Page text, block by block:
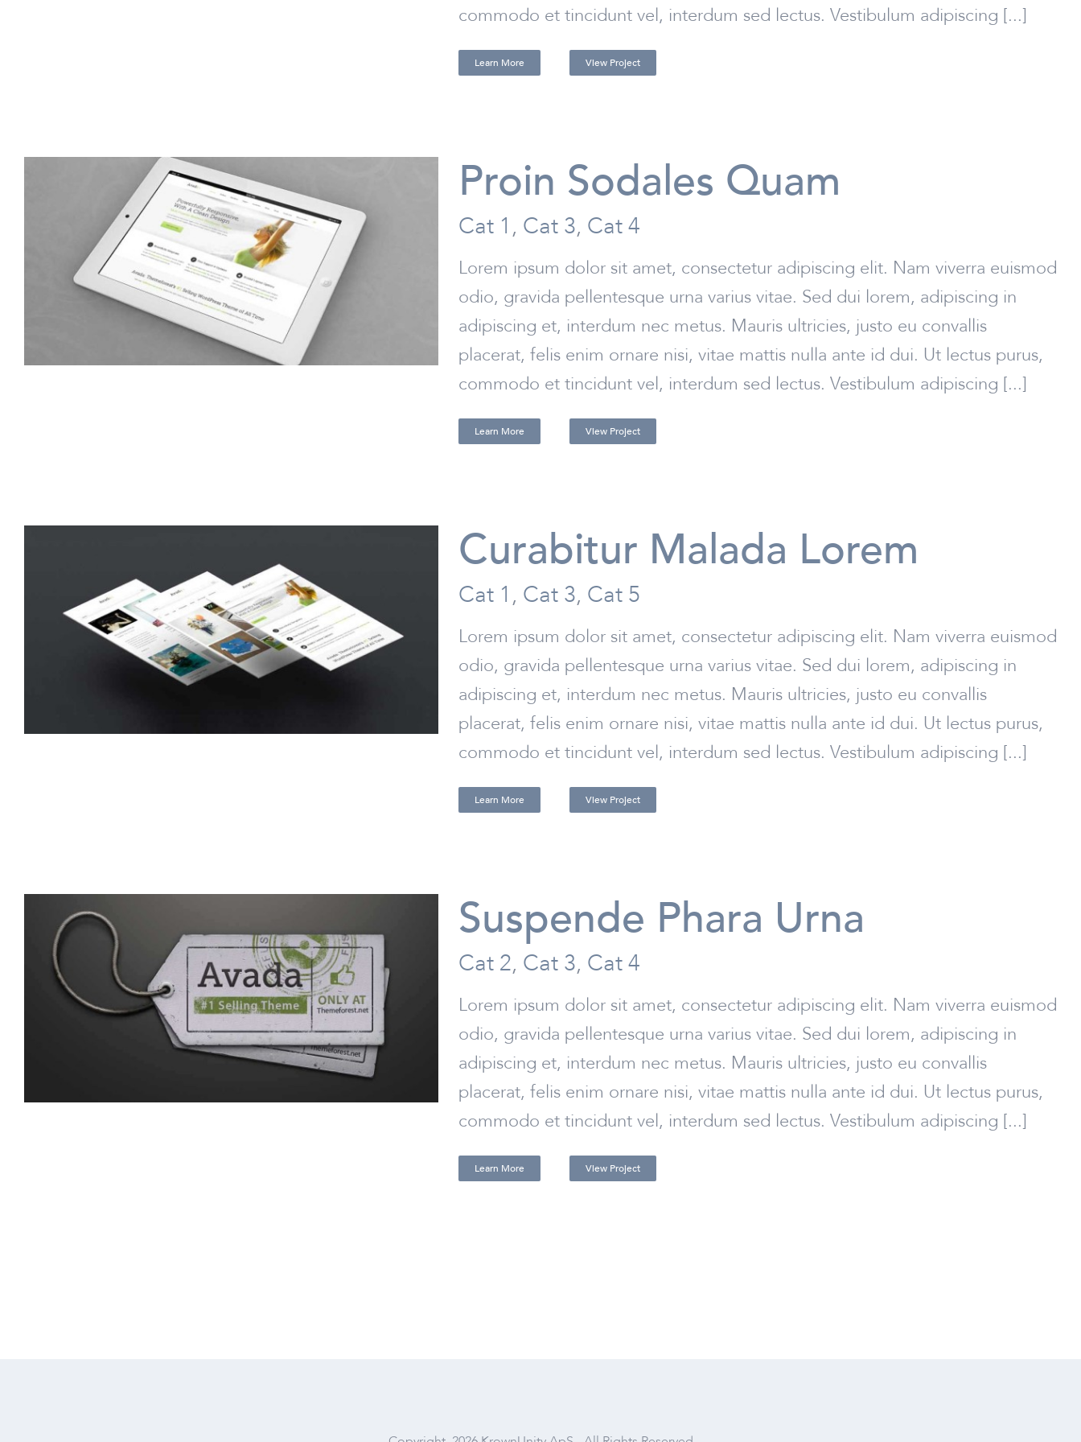
commodo et tincidunt vel, interdum sed lectus. Vestibulum adipiscing [...]
Learn More View Project
Proin Sodales Quam
Cat 1 , Cat 3, Cat 4
Lorem ipsum dolor sit amet, consectetur adipiscing elit. Nam viverra euismod
odio, gravida pellentesque urna varius vitae. Sed dui lorem, adipiscing in
adipiscing et, interdum nec metus. Mauris ultricies, justo eu convallis
placerat, felis enim ornare nisi, vitae mattis nulla ante id dui. Ut lectus purus,
commodo et tincidunt vel, interdum sed lectus. Vestibulum adipiscing [...]
Learn More View Project
Curabitur Malada Lorem
Cat 1 , Cat 3, Cat 5
Lorem ipsum dolor sit amet, consectetur adipiscing elit. Nam viverra euismod
odio, gravida pellentesque urna varius vitae. Sed dui lorem, adipiscing in
adipiscing et, interdum nec metus. Mauris ultricies, justo eu convallis
placerat, felis enim ornare nisi, vitae mattis nulla ante id dui. Ut lectus purus,
commodo et tincidunt vel, interdum sed lectus. Vestibulum adipiscing [...]
Learn More View Project
Suspende Phara Urna
Cat 2, Cat 3, Cat 4
Lorem ipsum dolor sit amet, consectetur adipiscing elit. Nam viverra euismod
odio, gravida pellentesque urna varius vitae. Sed dui lorem, adipiscing in
adipiscing et, interdum nec metus. Mauris ultricies, justo eu convallis
placerat, felis enim ornare nisi, vitae mattis nulla ante id dui. Ut lectus purus,
commodo et tincidunt vel, interdum sed lectus. Vestibulum adipiscing [...]
Learn More View Project